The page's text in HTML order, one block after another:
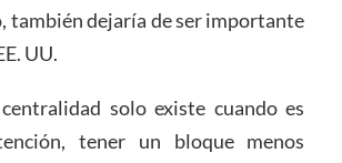
también dejaría de ser importante
UU.
solo existe cuando es
tener un bloque menos